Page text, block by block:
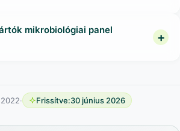
mikrobiológiai panel
· Frissítve:30 június 2026